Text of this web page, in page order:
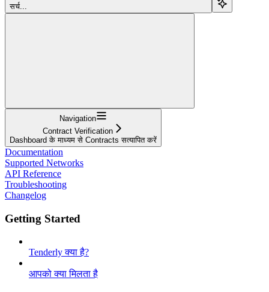
सर्च...
Navigation
Contract Verification
Dashboard के माध्यम से Contracts सत्यापित करें
Documentation
Supported Networks
API Reference
Troubleshooting
Changelog
Getting Started
Tenderly क्या है?
आपको क्या मिलता है